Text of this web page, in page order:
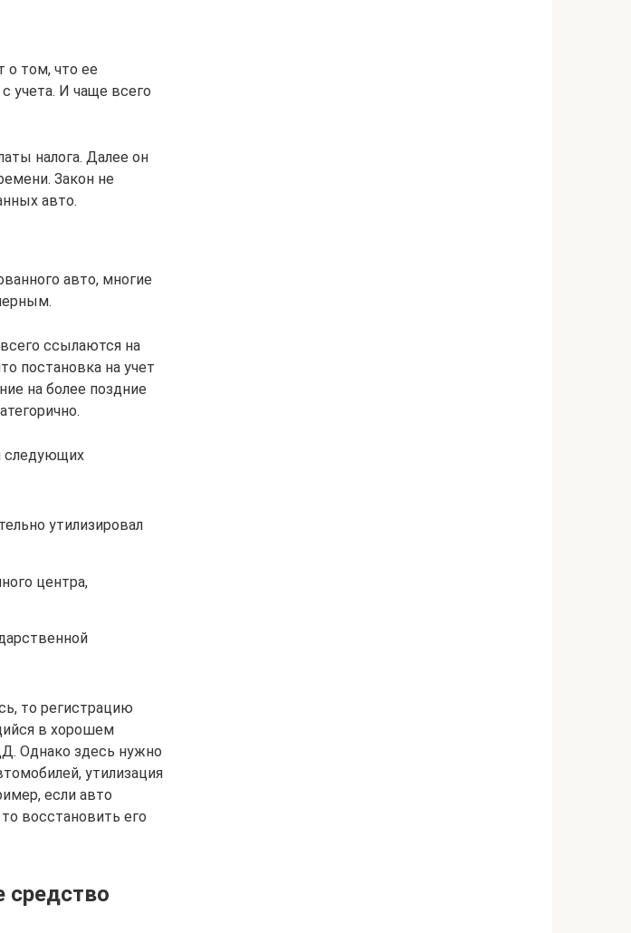
о том, что ее
учета. И чаще всего
налога. Далее он
Закон не
авто.
авто, многие
ссылаются на
постановка на учет
на более поздние
следующих
утилизировал
центра,
то регистрацию
в хорошем
Однако здесь нужно
утилизация
если авто
восстановить его
средство